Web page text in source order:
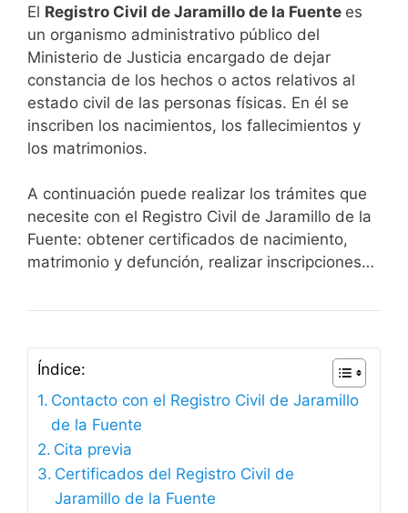
El Registro Civil de Jaramillo de la Fuente es
un organismo administrativo público del
Ministerio de Justicia encargado de dejar
constancia de los hechos o actos relativos al
estado civil de las personas físicas. En él se
inscriben los nacimientos, los fallecimientos y
los matrimonios.
A continuación puede realizar los trámites que
necesite con el Registro Civil de Jaramillo de la
Fuente: obtener certificados de nacimiento,
matrimonio y defunción, realizar inscripciones…
Índice:
Contacto con el Registro Civil de Jaramillo
de la Fuente
Cita previa
Certificados del Registro Civil de
Jaramillo de la Fuente